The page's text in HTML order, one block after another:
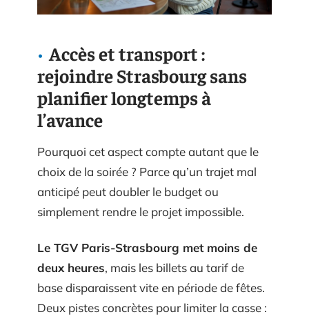
Accès et transport :
rejoindre Strasbourg sans
planifier longtemps à
l’avance
Pourquoi cet aspect compte autant que le
choix de la soirée ? Parce qu’un trajet mal
anticipé peut doubler le budget ou
simplement rendre le projet impossible.
Le TGV Paris-Strasbourg met moins de
deux heures, mais les billets au tarif de
base disparaissent vite en période de fêtes.
Deux pistes concrètes pour limiter la casse :